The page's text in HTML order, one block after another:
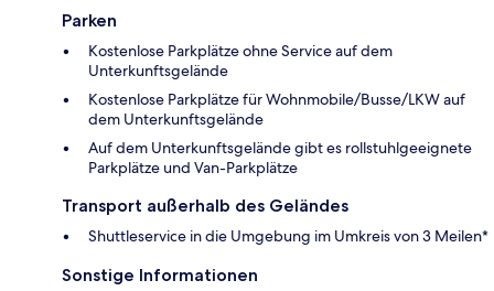
Parken
Kostenlose Parkplätze ohne Service auf dem
Unterkunftsgelände
Kostenlose Parkplätze für Wohnmobile/Busse/LKW auf
dem Unterkunftsgelände
Auf dem Unterkunftsgelände gibt es rollstuhlgeeignete
Parkplätze und Van-Parkplätze
Transport außerhalb des Geländes
Shuttleservice in die Umgebung im Umkreis von 3 Meilen*
Sonstige Informationen